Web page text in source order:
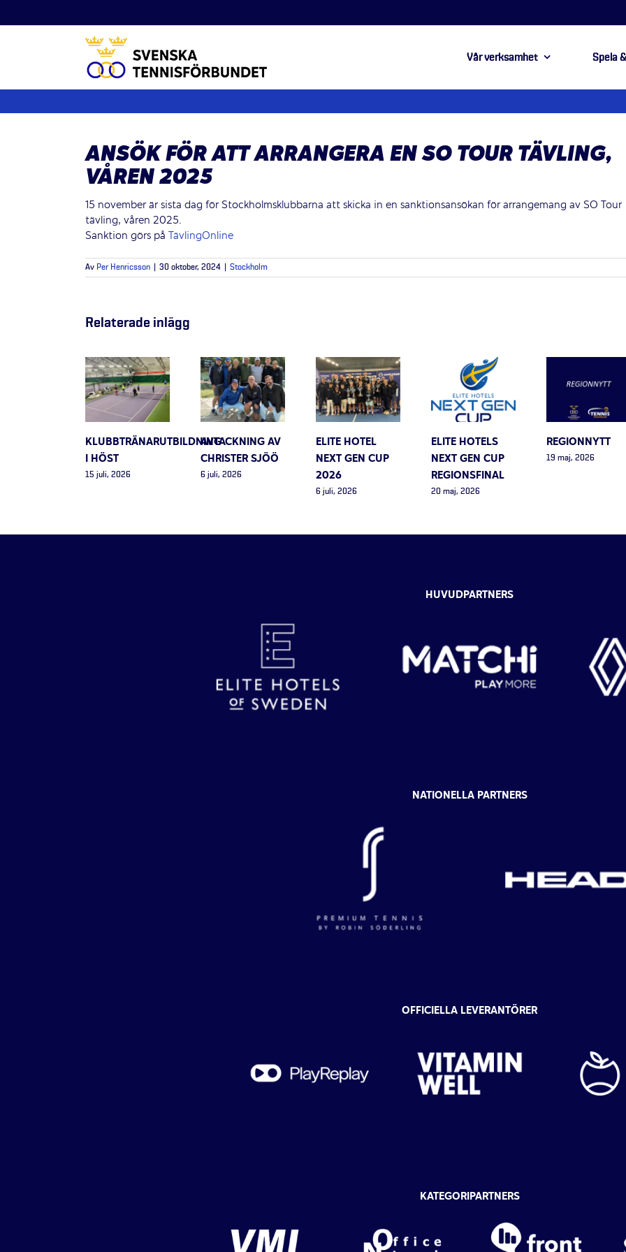
till
Vår verksamhet Spela
ANSÖK FÖR ATT ARRANGERA EN SO TOUR TÄVLING,
VÅREN 2025
15 november är sista dag för Stockholmsklubbarna att skicka in en sanktionsansökan för arrangemang av SO Tour
tävling, våren 2025.
Sanktion görs på TävlingOnline
Av Per Henricsson 30 oktober, 2024 Stockholm
Relaterade inlägg
KLUBBTRÄNARUTBILDNING
I HÖST
15 juli, 2026
AVTACKNING AV
CHRISTER SJÖÖ
6 juli, 2026
ELITE HOTEL
NEXT GEN CUP
2026
6 juli, 2026
ELITE HOTELS
NEXT GEN CUP
REGIONSFINAL
20 maj, 2026
REGIONNYTT
19 maj, 2026
HUVUDPARTNERS
NATIONELLA PARTNERS
OFFICIELLA LEVERANTÖRER
KATEGORIPARTNERS